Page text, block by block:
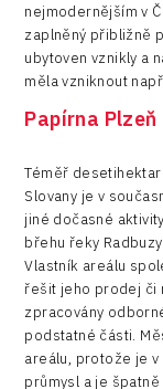
nejmodernějším v
zaplněný přibližně
ubytoven vznikly a
měla vzniknout
Papírna Plzeň
Téměř
Slovany je v
jiné dočasné
břehu řeky
Vlastník areálu
řešit jeho prodej či
zpracovány
podstatné části.
areálu, protože je
průmysl a je